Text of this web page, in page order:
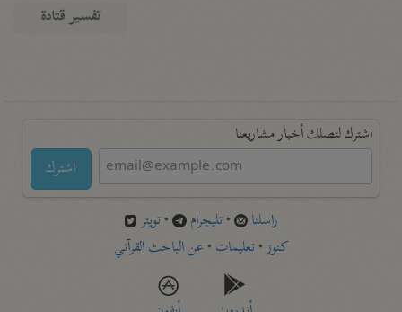
تفسير قتادة
اشترك لتصلك أخبار مشاريعنا
اشترك
راسلنا •تليجرام •تويتر
كنوز•تعليمات •عن الباحث القرآني